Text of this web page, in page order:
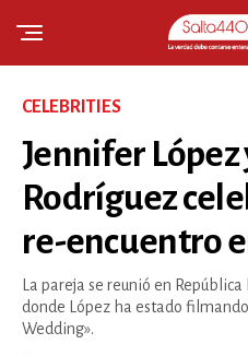
CELEBRITIES
Jennifer López
Rodríguez
re-encuentro
La pareja se reunió en
donde López ha estado
Wedding».